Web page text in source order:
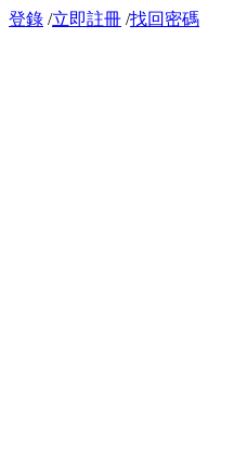
登錄 /立即註冊 /找回密碼